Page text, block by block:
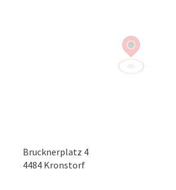
Brucknerplatz 4
4484 Kronstorf